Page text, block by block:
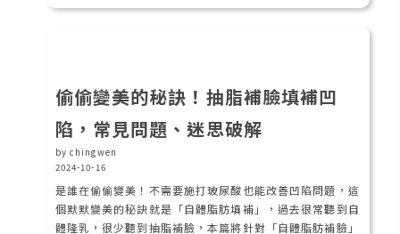
偷偷變美的秘訣！抽脂補臉填補凹
陷，常見問題、迷思破解
by chingwen
2024-10-16
是誰在偷偷變美！不需要施打玻尿酸也能改善凹陷問題，這
個默默變美的秘訣就是「自體脂肪填補」，過去很常聽到自
體隆乳，很少聽到抽脂補臉，本篇將針對「自體脂肪補臉」